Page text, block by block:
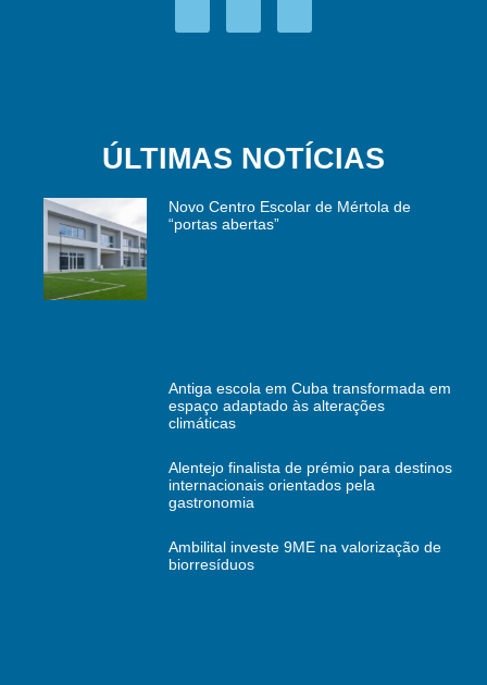
ÚLTIMAS NOTÍCIAS
Novo Centro Escolar de Mértola de
“portas abertas”
Antiga escola em Cuba transformada em
espaço adaptado às alterações
climáticas
Alentejo finalista de prémio para destinos
internacionais orientados pela
gastronomia
Ambilital investe 9ME na valorização de
biorresíduos